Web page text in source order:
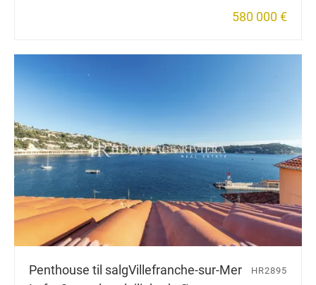
580 000 €
Penthouse til salgVillefranche-sur-Mer
HR2895